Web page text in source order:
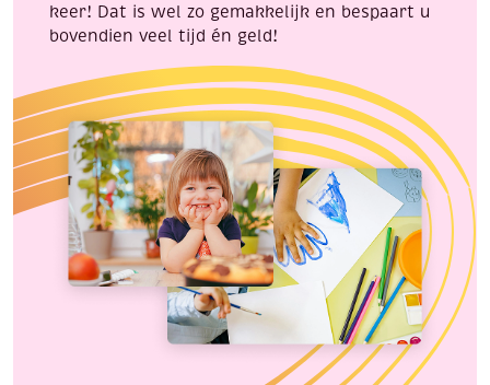
keer! Dat is wel zo gemakkelijk en bespaart u
bovendien veel tijd én geld!